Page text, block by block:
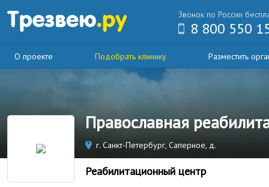
Звонок по России
8 800 550
О проекте Подобрать клинику Разместить
Православная
г. Санкт-Петербург, Саперное, д.
Реабилитационный центр